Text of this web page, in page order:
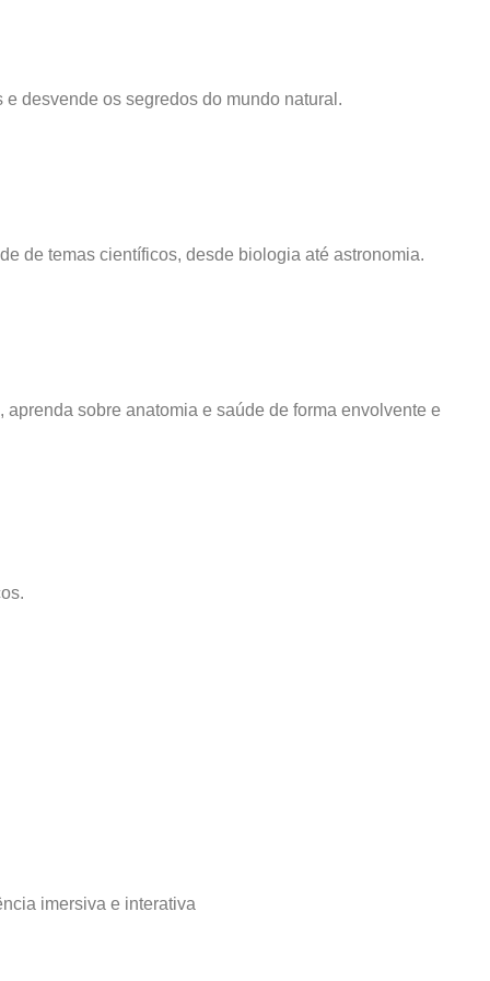
desvende os segredos do mundo natural.
de temas científicos, desde biologia até astronomia.
sobre anatomia e saúde de forma envolvente e
imersiva e interativa